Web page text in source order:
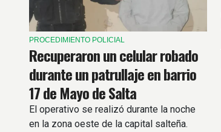
PROCEDIMIENTO POLICIAL
Recuperaron un celular robado
durante un patrullaje en barrio
17 de Mayo de Salta
El operativo se realizó durante la noche
en la zona oeste de la capital salteña.